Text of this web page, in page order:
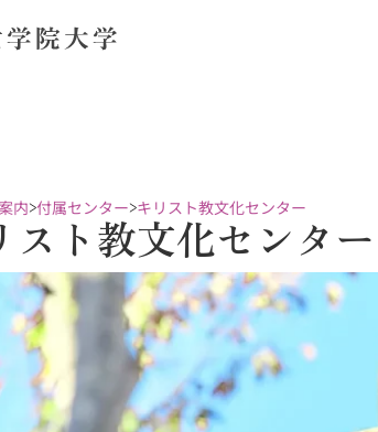
内 付属センター キリスト教文化センター
スト教文化センター